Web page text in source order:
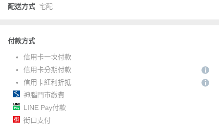
配送方式 宅配
付款方式
信用卡一次付款
信用卡分期付款
信用卡紅利折抵
神腦門市繳費
LINE Pay付款
街口支付